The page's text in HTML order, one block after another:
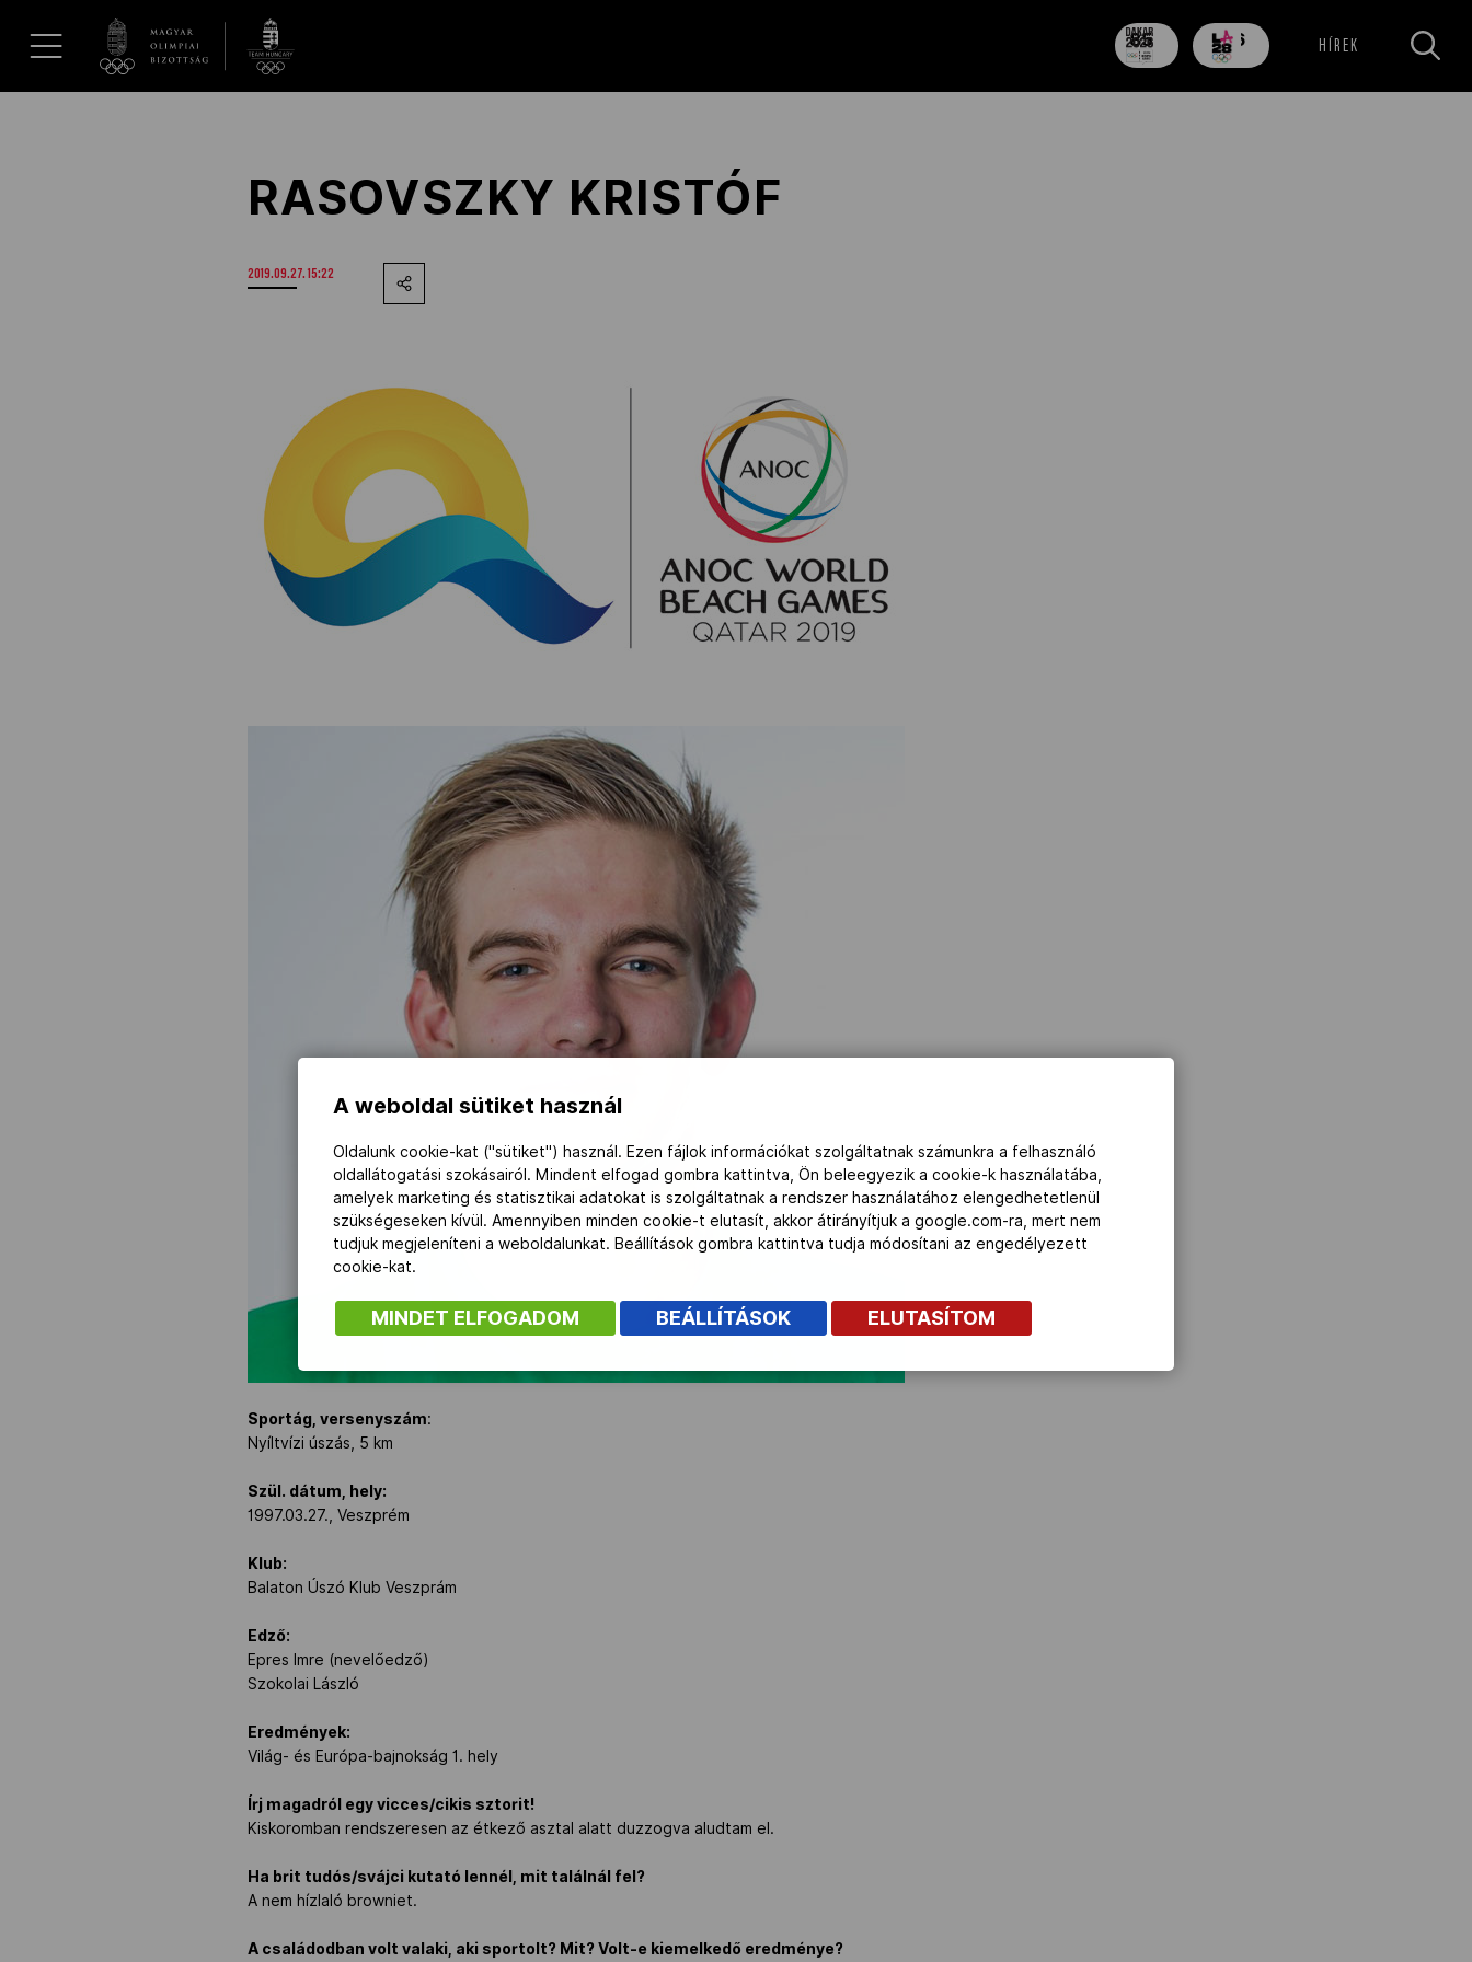
Galéria
Dakar 2026
MOB
Kettőskarrier-program
Társszervezetek
85
nap
706
nap HÍREK
RASOVSZKY KRISTÓF
2019.09.27. 15:22
Sportág, versenyszám:
Nyíltvízi úszás, 5 km
Szül. dátum, hely:
1997.03.27., Veszprém
Klub:
Balaton Úszó Klub Veszprám
Edző:
Epres Imre (nevelőedző)
Szokolai László
Eredmények:
Világ- és Európa-bajnokság 1. hely
Írj magadról egy vicces/cikis sztorit!
Kiskoromban rendszeresen az étkező asztal alatt duzzogva aludtam el.
Ha brit tudós/svájci kutató lennél, mit találnál fel?
A nem hízlaló browniet.
A családodban volt valaki, aki sportolt? Mit? Volt-e kiemelkedő eredménye?
A weboldal sütiket használ
Oldalunk cookie-kat ("sütiket") használ. Ezen fájlok információkat szolgáltatnak számunkra a felhasználó
oldallátogatási szokásairól. Mindent elfogad gombra kattintva, Ön beleegyezik a cookie-k használatába,
amelyek marketing és statisztikai adatokat is szolgáltatnak a rendszer használatához elengedhetetlenül
szükségeseken kívül. Amennyiben minden cookie-t elutasít, akkor átirányítjuk a google.com-ra, mert nem
tudjuk megjeleníteni a weboldalunkat. Beállítások gombra kattintva tudja módosítani az engedélyezett
cookie-kat.
MINDET ELFOGADOM BEÁLLÍTÁSOK ELUTASÍTOM